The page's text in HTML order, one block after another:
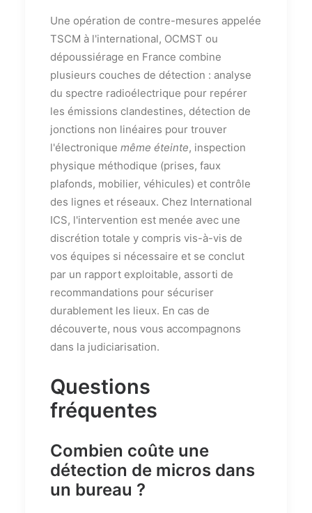
Une opération de contre-mesures appelée
TSCM à l'international, OCMST ou
dépoussiérage en France combine
plusieurs couches de détection : analyse
du spectre radioélectrique pour repérer
les émissions clandestines, détection de
jonctions non linéaires pour trouver
l'électronique même éteinte, inspection
physique méthodique (prises, faux
plafonds, mobilier, véhicules) et contrôle
des lignes et réseaux. Chez International
ICS, l'intervention est menée avec une
discrétion totale y compris vis-à-vis de
vos équipes si nécessaire et se conclut
par un rapport exploitable, assorti de
recommandations pour sécuriser
durablement les lieux. En cas de
découverte, nous vous accompagnons
dans la judiciarisation.
Questions
fréquentes
Combien coûte une
détection de micros dans
un bureau ?